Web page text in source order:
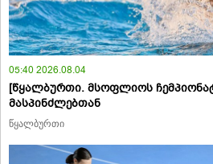
05:40 2026.08.04
[წყალბურთი. მსოფლიოს
მასპინძლებთან
წყალბურთი